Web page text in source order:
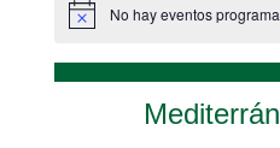
No hay eventos